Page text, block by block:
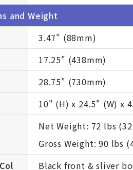
and Weight
3.47" (88mm)
17.25" (438mm)
28.75" (730mm)
10" (H) x 24.5" (W) x
Net Weight: 72 lbs
Gross Weight: 90 lbs
Black front & sliver